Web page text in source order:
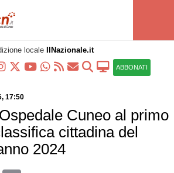
locale IlNazionale.it
ABBONATI
, 17:50
Cuneo al primo
cittadina del
2024